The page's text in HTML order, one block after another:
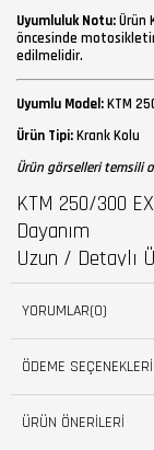
Uyumluluk Notu:Ürün
öncesinde
edilmelidir.
Uyumlu Model:KTM
Ürün Tipi:Krank Kolu
Ürün görselleri temsili
KTM 250/300
Dayanım
Uzun / Detaylı
şekilde harekete
kolu, yüksek
ısıl işlemle
parça, OEM
oturur, titreşimleri
YORUMLAR(0)
ÖDEME SEÇENEKLERI
ÜRÜN ÖNERILERI